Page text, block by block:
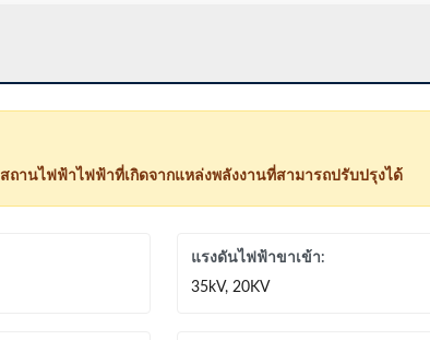
สถานไฟฟ้าไฟฟ้าที่เกิดจากแหล่งพลังงานที่สามารถปรับปรุงได้
แรงดันไฟฟ้าขาเข้า:
35kV, 20KV